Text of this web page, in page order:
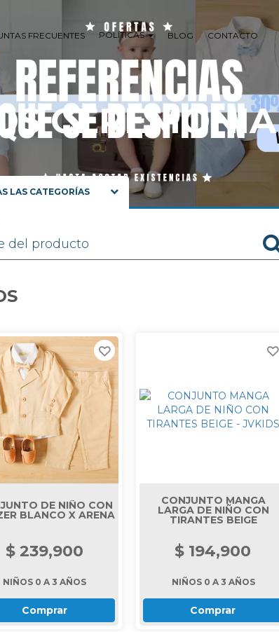
FRECUENTES POLÍTICAS BLOG CONTACTO
CEREMONIA
LAS CATEGORÍAS
0 A 3 AÑOS
0 A 8 AÑOS
COMUNION.
DE NIÑO CON
BLANCO X ARENA
$ 239,900
NIÑOS 0 A 3 AÑOS
Comprar
CONJUNTO MANGA
LARGA DE NIÑO CON
TIRANTES BEIGE
$ 194,900
NIÑOS 0 A 3 AÑOS
Comprar